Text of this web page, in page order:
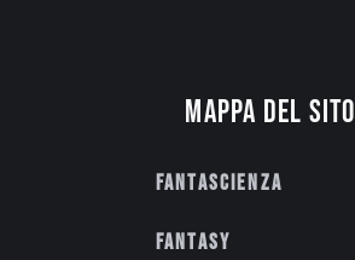
Mappa del sito
Fantascienza
Fantasy